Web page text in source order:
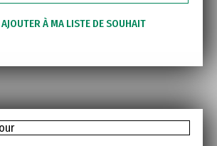
AJOUTER À MA LISTE DE SOUHAIT